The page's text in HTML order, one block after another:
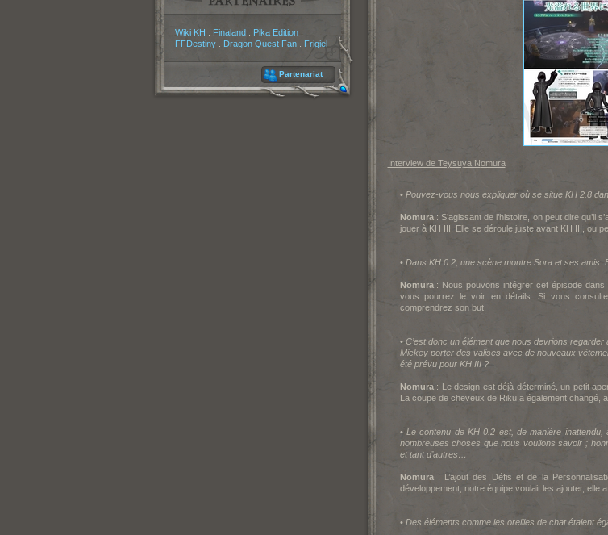
Wiki KH Finaland. Pika Edition.
FFDestiny. Dragon Quest Fan. Frigiel
Partenariat
Interview de Teysuya Nomura
• Pouvez-vous nous expliquer où se situe KH 2.8
Nomura: S’agissant de l’histoire, on peut dire qu’il
jouer à KH III. Elle se déroule juste avant KH III, ou
• Dans KH 0.2, une scène montre Sora et ses amis.
Nomura: Nous pouvons intégrer cet épisode dans
vous pourrez le voir en détails. Si vous
comprendrez son but.
• C’est donc un élément que nous devrions
Mickey porter des valises avec de nouveaux
été prévu pour KH III ?
Nomura: Le design est déjà déterminé, un petit
La coupe de cheveux de Riku a également changé,
• Le contenu de KH 0.2 est, de manière inattendu,
nombreuses choses que nous voulions savoir ;
et tant d’autres…
Nomura: L’ajout des Défis et de la
développement, notre équipe voulait les ajouter, elle
• Des éléments comme les oreilles de chat étaient